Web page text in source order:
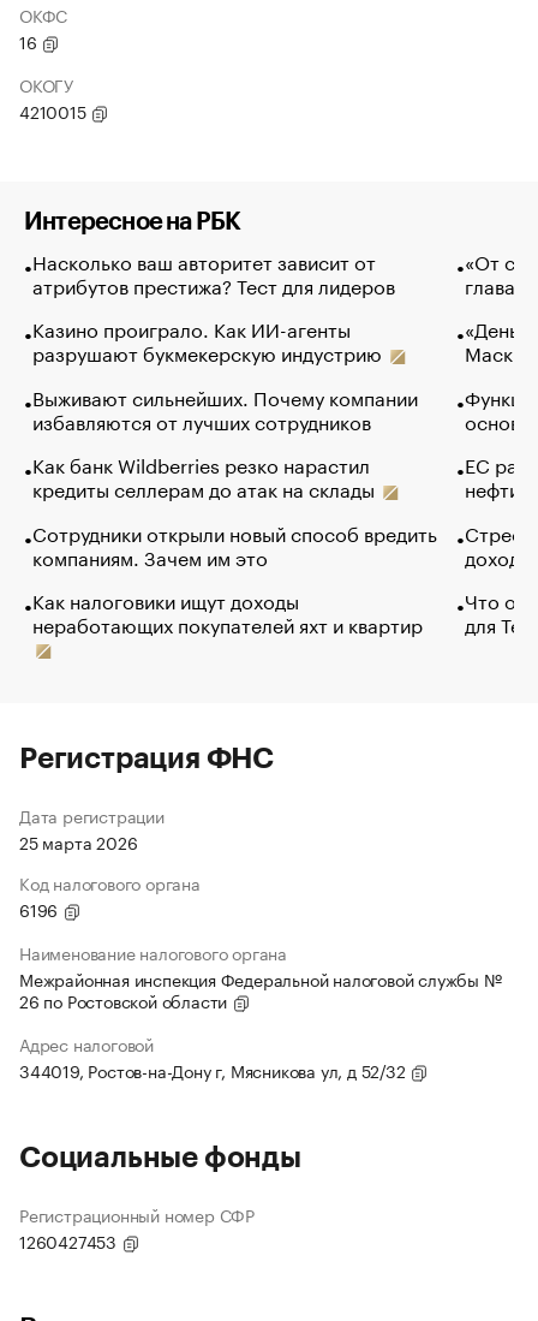
ОКФС
16
ОКОГУ
4210015
Интересное на РБК
Насколько ваш авторитет зависит от
атрибутов престижа? Тест для лидеров
Казино проиграло. Как ИИ-агенты
разрушают букмекерскую индустрию
Выживают сильнейших. Почему компании
избавляются от лучших сотрудников
Как банк Wildberries резко нарастил
кредиты селлерам до атак на склады
Сотрудники открыли новый способ вредить
компаниям. Зачем им это
Как налоговики ищут доходы
неработающих покупателей яхт и квартир
«От
глава
Маск в
основ
ЕС
нефти
Что
для
Регистрация ФНС
Дата регистрации
25 марта 2026
Код налогового органа
6196
Наименование налогового органа
Межрайонная инспекция Федеральной налоговой службы №
26 по Ростовской области
Адрес налоговой
344019, Ростов-на-Дону г, Мясникова ул, д 52/32
Социальные фонды
Регистрационный номер СФР
1260427453